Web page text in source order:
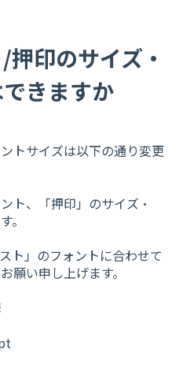
印のサイズ・
きますか
トサイズは以下の通り変更
ト、「押印」のサイズ・
。
ト」のフォントに合わせて
願い申し上げます。